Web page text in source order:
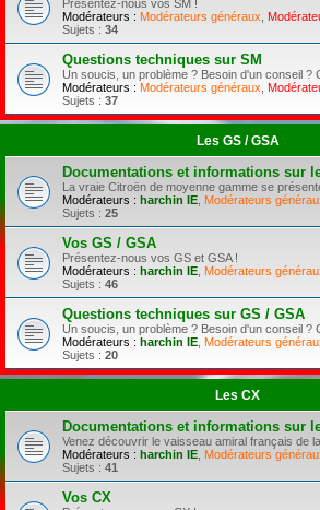
Présentez-nous vos SM !
Modérateurs : Modérateurs généraux
Sujets : 34
Questions techniques sur SM
Un soucis, un problème ? Besoin d'un conseil ?
Modérateurs : Modérateurs généraux
Sujets : 37
Les GS / GSA
Documentations et informations sur
La vraie Citroën de moyenne gamme se
Modérateurs : harchin IE Modérateurs
Sujets : 25
Vos GS / GSA
Présentez-nous vos GS et GSA !
Modérateurs : harchin IE Modérateurs
Sujets : 46
Questions techniques sur GS / GSA
Un soucis, un problème ? Besoin d'un conseil ?
Modérateurs : harchin IE Modérateurs
Sujets : 20
Les CX
Documentations et informations sur
Venez découvrir le vaisseau amiral français de
Modérateurs : harchin IE Modérateurs
Sujets : 41
Vos CX